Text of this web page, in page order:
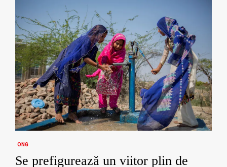
ONG
Se prefigurează un viitor plin de